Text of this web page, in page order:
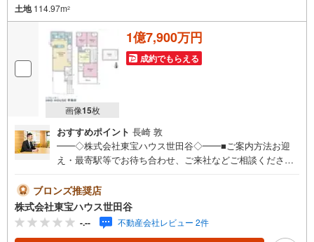
土地114.97m2
画像15枚
1億7,900万円
成約でもらえる
おすすめポイント 長崎 敦
━━◇株式会社東宝ハウス世田谷◇━━■ご案内方法お迎
え・最寄駅等でお待ち合わせ、ご来社などご相談くださ
をいたします。■ご予約方法直接お電話ください。メールで
のご予約も承ります。突然のご来店でも対応可能です。事
前に鍵の手配が必要な場合がございます。お早目にご連絡
をいただけると、大変スムーズです。■その他、各種ご相談
ブロンズ推奨店
株式会社東宝ハウス世田谷
-.-- 不動産会社レビュー 2件